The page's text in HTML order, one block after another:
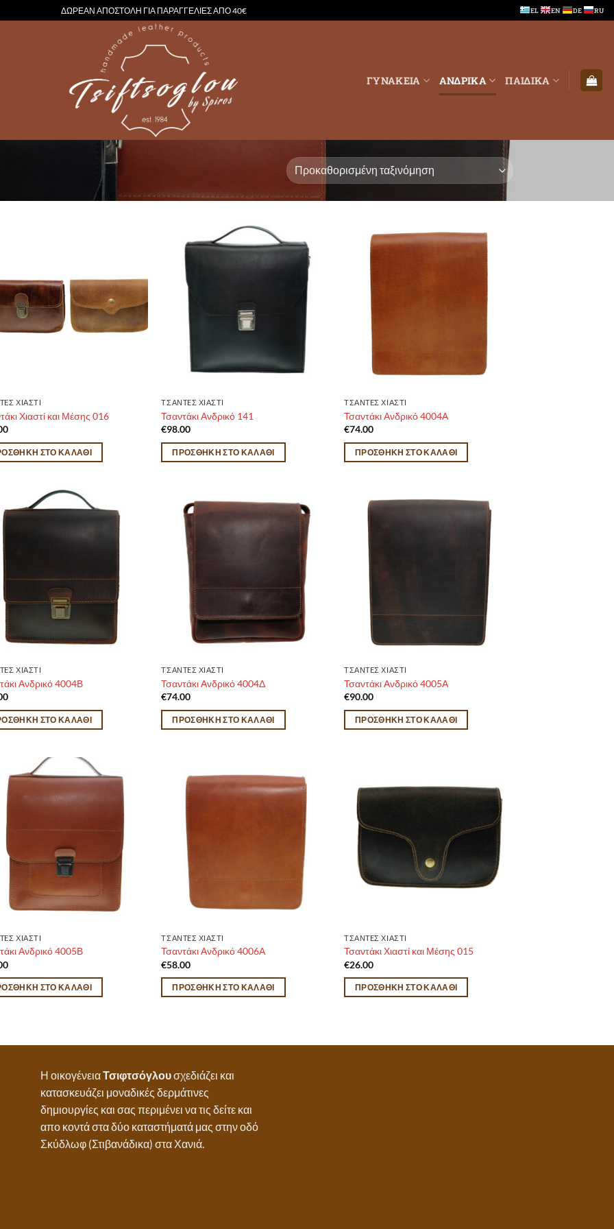
ΔΩΡΕΑΝ ΑΠΟΣΤΟΛΗ ΓΙΑ ΠΑΡΑΓΓΕΛΙΕΣ ΑΠΟ 40€ EL EN DE RU
ΓΥΝΑΚΕΙΑ ΑΝΔΡΙΚΑ ΠΑΙΔΙΚΑ
ΧΙΑΣΤΙ
Χιαστί και Μέσης 016
ΣΤΟ ΚΑΛΆΘΙ
ΤΣΑΝTEΣ ΧΙΑΣΤΙ
Τσαντάκι Ανδρικό 141
€98.00
ΠΡΟΣΘΉΚΗ ΣΤΟ ΚΑΛΆΘΙ
ΤΣΑΝTEΣ ΧΙΑΣΤΙ
Τσαντάκι Ανδρικό 4004Α
€74.00
ΠΡΟΣΘΉΚΗ ΣΤΟ ΚΑΛΆΘΙ
ΧΙΑΣΤΙ
Ανδρικό 4004Β
ΣΤΟ ΚΑΛΆΘΙ
ΤΣΑΝTEΣ ΧΙΑΣΤΙ
Τσαντάκι Ανδρικό 4004Δ
€74.00
ΠΡΟΣΘΉΚΗ ΣΤΟ ΚΑΛΆΘΙ
ΤΣΑΝTEΣ ΧΙΑΣΤΙ
Τσαντάκι Ανδρικό 4005Α
€90.00
ΠΡΟΣΘΉΚΗ ΣΤΟ ΚΑΛΆΘΙ
ΧΙΑΣΤΙ
Ανδρικό 4005Β
ΣΤΟ ΚΑΛΆΘΙ
ΤΣΑΝTEΣ ΧΙΑΣΤΙ
Τσαντάκι Ανδρικό 4006Α
€58.00
ΠΡΟΣΘΉΚΗ ΣΤΟ ΚΑΛΆΘΙ
ΤΣΑΝTEΣ ΧΙΑΣΤΙ
Τσαντάκι Χιαστί και Μέσης 015
€26.00
ΠΡΟΣΘΉΚΗ ΣΤΟ ΚΑΛΆΘΙ
Η οικογένειαΤσιφτσόγλουσχεδιάζει και
κατασκευάζει μοναδικές δερμάτινες
δημιουργίες και σας περιμένει να τις δείτε και
απο κοντά στα δύο καταστήματά μας στην οδό
Σκύδλωφ (Στιβανάδικα) στα Χανιά.